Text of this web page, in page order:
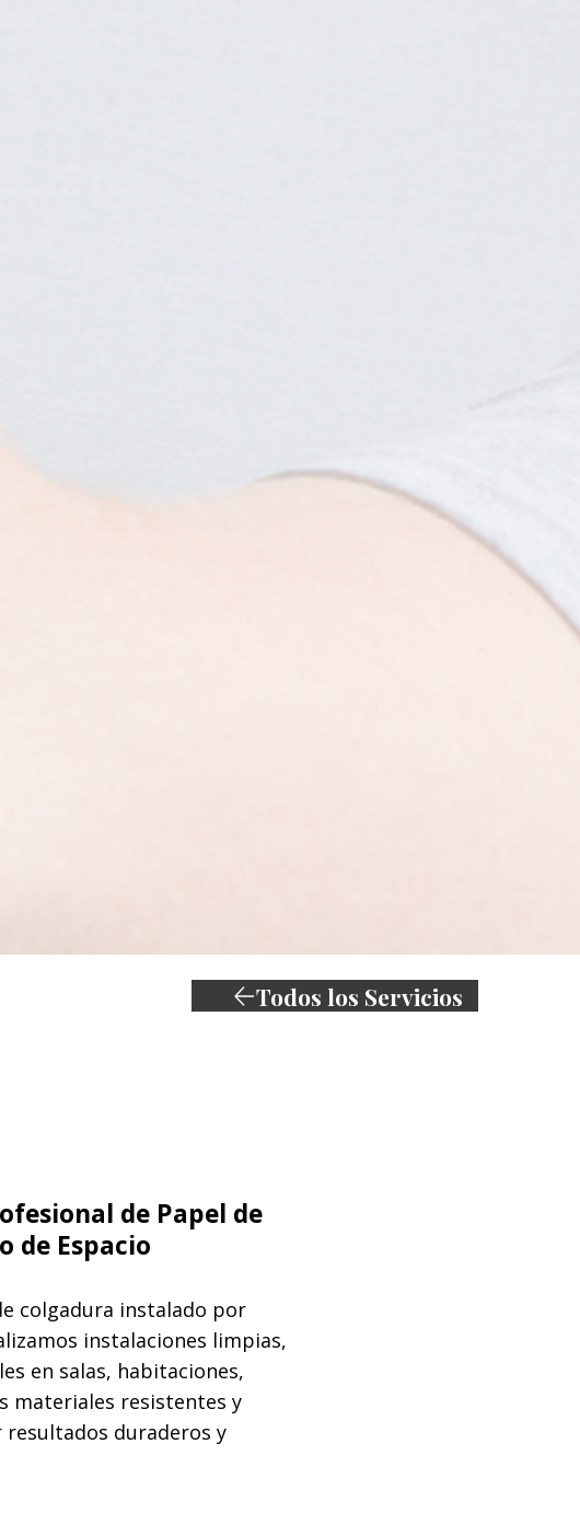
Todos los Servicios
de Papel de
de Espacio
colgadura instalado por
instalaciones limpias,
en salas, habitaciones,
materiales resistentes y
duraderos y